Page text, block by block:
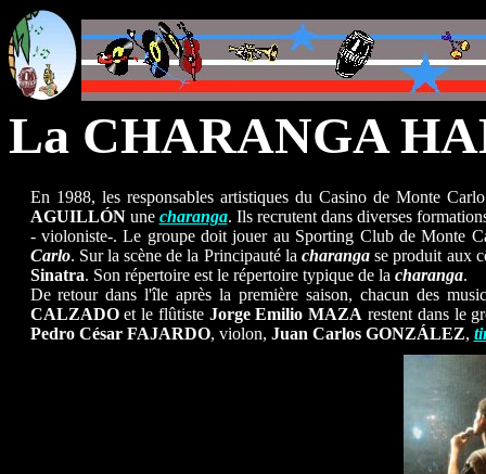
La CHARANGA
En 1988, les responsables artistiques du Casino de Monte
AGUILLÓN une charanga. Ils recrutent dans diverses
- violoniste-. Le groupe doit jouer au Sporting Club de Monte
Carlo. Sur la scène de la Principauté la charangase produit aux
Sinatra. Son répertoire est le répertoire typique de la charanga.
De retour dans l'île après la première saison, chacun des
CALZADOet le flûtiste Jorge Emilio MAZA restent dans le
Pedro César FAJARDO, violon, Juan Carlos GONZÁLEZ,